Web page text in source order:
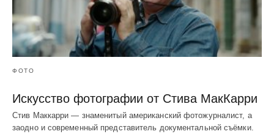
ФОТО
Искусство фотографии от Стива МакКарри
Стив Маккарри — знаменитый американский фотожурналист, а
заодно и современный представитель документальной съёмки.